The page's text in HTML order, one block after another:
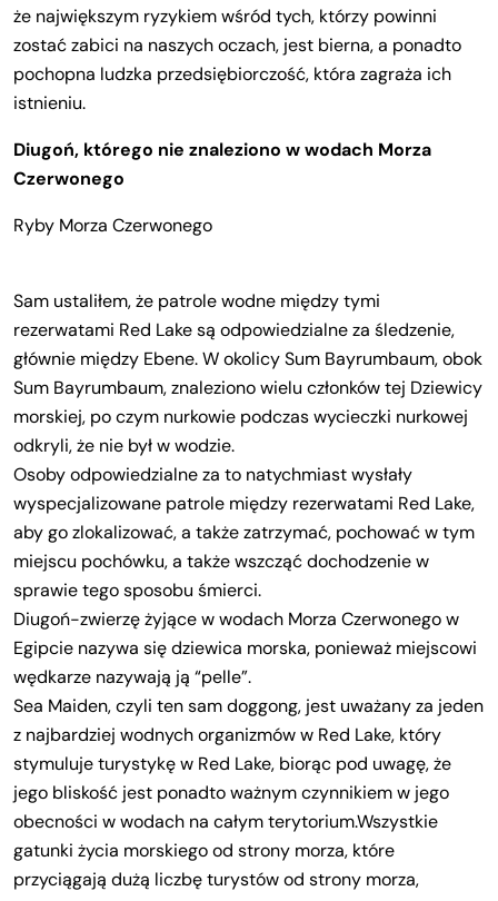
że największym ryzykiem wśród tych, którzy powinni
zostać zabici na naszych oczach, jest bierna, a ponadto
pochopna ludzka przedsiębiorczość, która zagraża ich
istnieniu.
Diugoń, którego nie znaleziono w wodach Morza
Czerwonego
Ryby Morza Czerwonego
Sam ustaliłem, że patrole wodne między tymi
rezerwatami Red Lake są odpowiedzialne za śledzenie,
głównie między Ebene. W okolicy Sum Bayrumbaum, obok
Sum Bayrumbaum, znaleziono wielu członków tej Dziewicy
morskiej, po czym nurkowie podczas wycieczki nurkowej
odkryli, że nie był w wodzie.
Osoby odpowiedzialne za to natychmiast wysłały
wyspecjalizowane patrole między rezerwatami Red Lake,
aby go zlokalizować, a także zatrzymać, pochować w tym
miejscu pochówku, a także wszcząć dochodzenie w
sprawie tego sposobu śmierci.
Diugoń-zwierzę żyjące w wodach Morza Czerwonego w
Egipcie nazywa się dziewica morska, ponieważ miejscowi
wędkarze nazywają ją “pelle”.
Sea Maiden, czyli ten sam doggong, jest uważany za jeden
z najbardziej wodnych organizmów w Red Lake, który
stymuluje turystykę w Red Lake, biorąc pod uwagę, że
jego bliskość jest ponadto ważnym czynnikiem w jego
obecności w wodach na całym terytorium.Wszystkie
gatunki życia morskiego od strony morza, które
przyciągają dużą liczbę turystów od strony morza,